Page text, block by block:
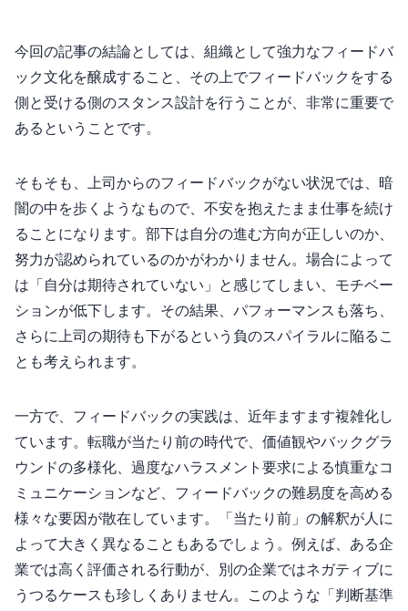
今回の記事の結論としては、組織として強力なフィードバ
ック文化を醸成すること、その上でフィードバックをする
側と受ける側のスタンス設計を行うことが、非常に重要で
あるということです。
そもそも、上司からのフィードバックがない状況では、暗
闇の中を歩くようなもので、不安を抱えたまま仕事を続け
ることになります。部下は自分の進む方向が正しいのか、
努力が認められているのかがわかりません。場合によって
は「自分は期待されていない」と感じてしまい、モチベー
ションが低下します。その結果、パフォーマンスも落ち、
さらに上司の期待も下がるという負のスパイラルに陥るこ
とも考えられます。
一方で、フィードバックの実践は、近年ますます複雑化し
ています。転職が当たり前の時代で、価値観やバックグラ
ウンドの多様化、過度なハラスメント要求による慎重なコ
ミュニケーションなど、フィードバックの難易度を高める
様々な要因が散在しています。「当たり前」の解釈が人に
よって大きく異なることもあるでしょう。例えば、ある企
業では高く評価される行動が、別の企業ではネガティブに
うつるケースも珍しくありません。このような「判断基準